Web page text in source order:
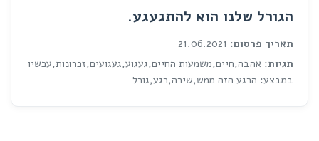
הגורל שלנו הוא להתגעגע.
תאריך פרסום:
תגיות: אהבה,חיים,משמעות החיים,געגוע,געגועים,זכרונות,עכשיו
במבצע: הרגע הזה ממש,שירה,רגע,גורל